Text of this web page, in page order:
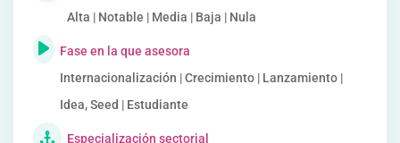
Alta | Notable | Media | Baja | Nula
Fase en la que asesora
Internacionalización | Crecimiento | Lanzamiento |
Idea, Seed | Estudiante
Especialización sectorial